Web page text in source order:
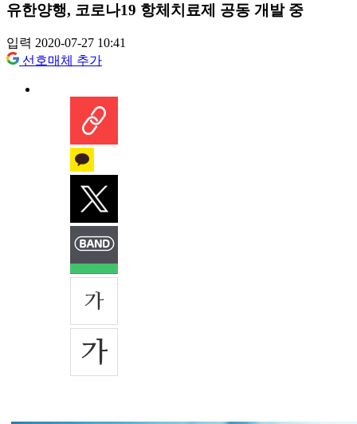
유한양행, 코로나19 항체치료제 공동 개발 중
입력 2020-07-27 10:41
선호매체 추가